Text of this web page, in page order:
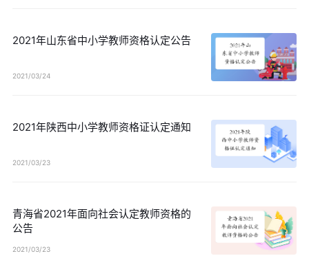
2021年山东省中小学教师资格认定公告
2021/03/24
2021年陕西中小学教师资格证认定通知
2021/03/23
青海省2021年面向社会认定教师资格的
公告
2021/03/23